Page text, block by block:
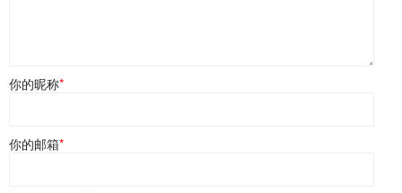
你的昵称*
你的邮箱*